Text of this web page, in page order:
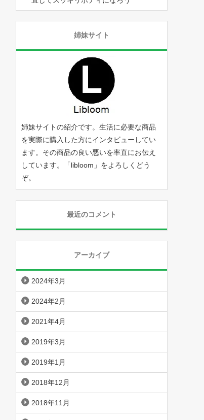
姉妹サイト
姉妹サイトの紹介です。生活に必要な商品
を実際に購入した方にインタビューしてい
ます。その商品の良い悪いを率直にお伝え
しています。「libloom 」をよろしくどう
ぞ。
最近のコメント
アーカイブ
2024年3月
2024年2月
2021年4月
2019年3月
2019年1月
2018年12月
2018年11月